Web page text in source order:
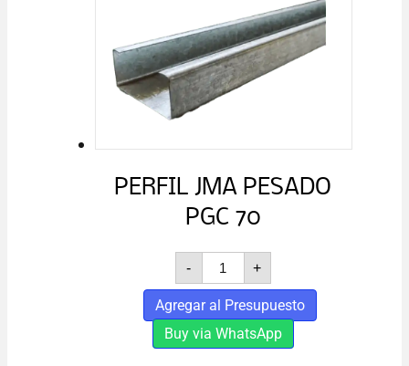
PERFIL JMA PESADO
PGC 70
-
PERFIL
JMA
PESADO
PGC
70
cantidad
+
Agregar al Presupuesto
Buy via WhatsApp